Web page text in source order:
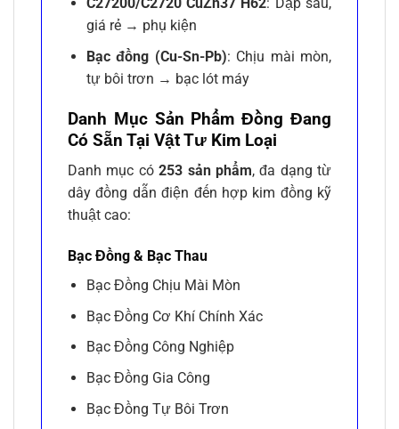
C27200/C2720 CuZn37 H62: Dập sâu,
giá rẻ → phụ kiện
Bạc đồng (Cu-Sn-Pb): Chịu mài mòn,
tự bôi trơn → bạc lót máy
Danh Mục Sản Phẩm Đồng Đang
Có Sẵn Tại Vật Tư Kim Loại
Danh mục có253 sản phẩm, đa dạng từ
dây đồng dẫn điện đến hợp kim đồng kỹ
thuật cao:
Bạc Đồng & Bạc Thau
Bạc Đồng Chịu Mài Mòn
Bạc Đồng Cơ Khí Chính Xác
Bạc Đồng Công Nghiệp
Bạc Đồng Gia Công
Bạc Đồng Tự Bôi Trơn